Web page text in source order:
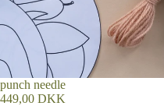
punch needle
449,00 DKK